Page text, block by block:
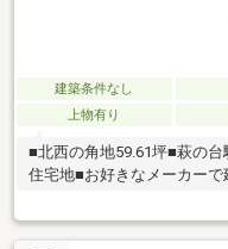
建築条件なし
上物有り
■北西の角地59.61坪■萩の
住宅地■お好きなメーカーで